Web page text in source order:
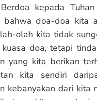
kepada
doa-doa kita
olah kita tidak
doa, tetapi
yang kita berikan
kita sendiri
kebanyakan dari kita